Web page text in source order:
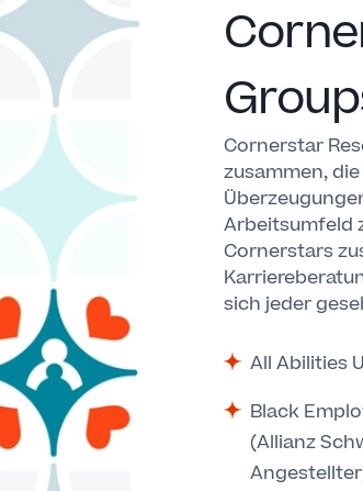
Cornerstar
zusammen,
Arbeitsumfeld
Cornerstars
sich jeder
All Abilities
Black
(Allianz